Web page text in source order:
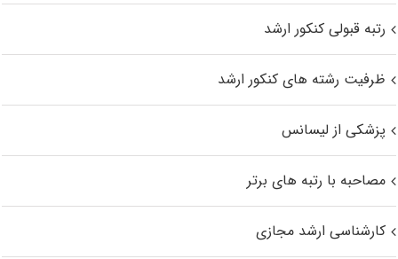
رتبه قبولی کنکور ارشد
ظرفیت رشته های کنکور ارشد
پزشکی از لیسانس
مصاحبه با رتبه های برتر
کارشناسی ارشد مجازی